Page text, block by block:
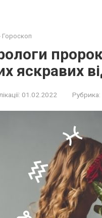
Гороскоп
яскравих
01.02.2022 Рубрика: